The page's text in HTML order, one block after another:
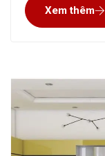
trường.Xem thêm